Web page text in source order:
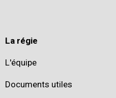
La régie
L'équipe
Documents utiles